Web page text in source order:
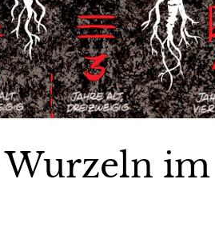
Wurzeln